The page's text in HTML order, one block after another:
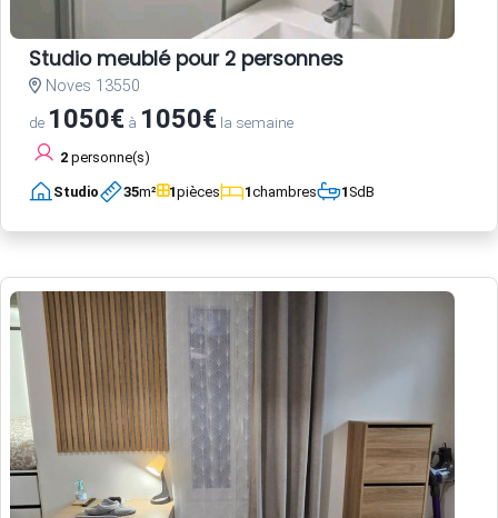
Studio meublé pour 2 personnes
Noves 13550
de 1050€ à 1050€ la semaine
2 personne(s)
Studio 35m² 1pièces 1chambres 1SdB